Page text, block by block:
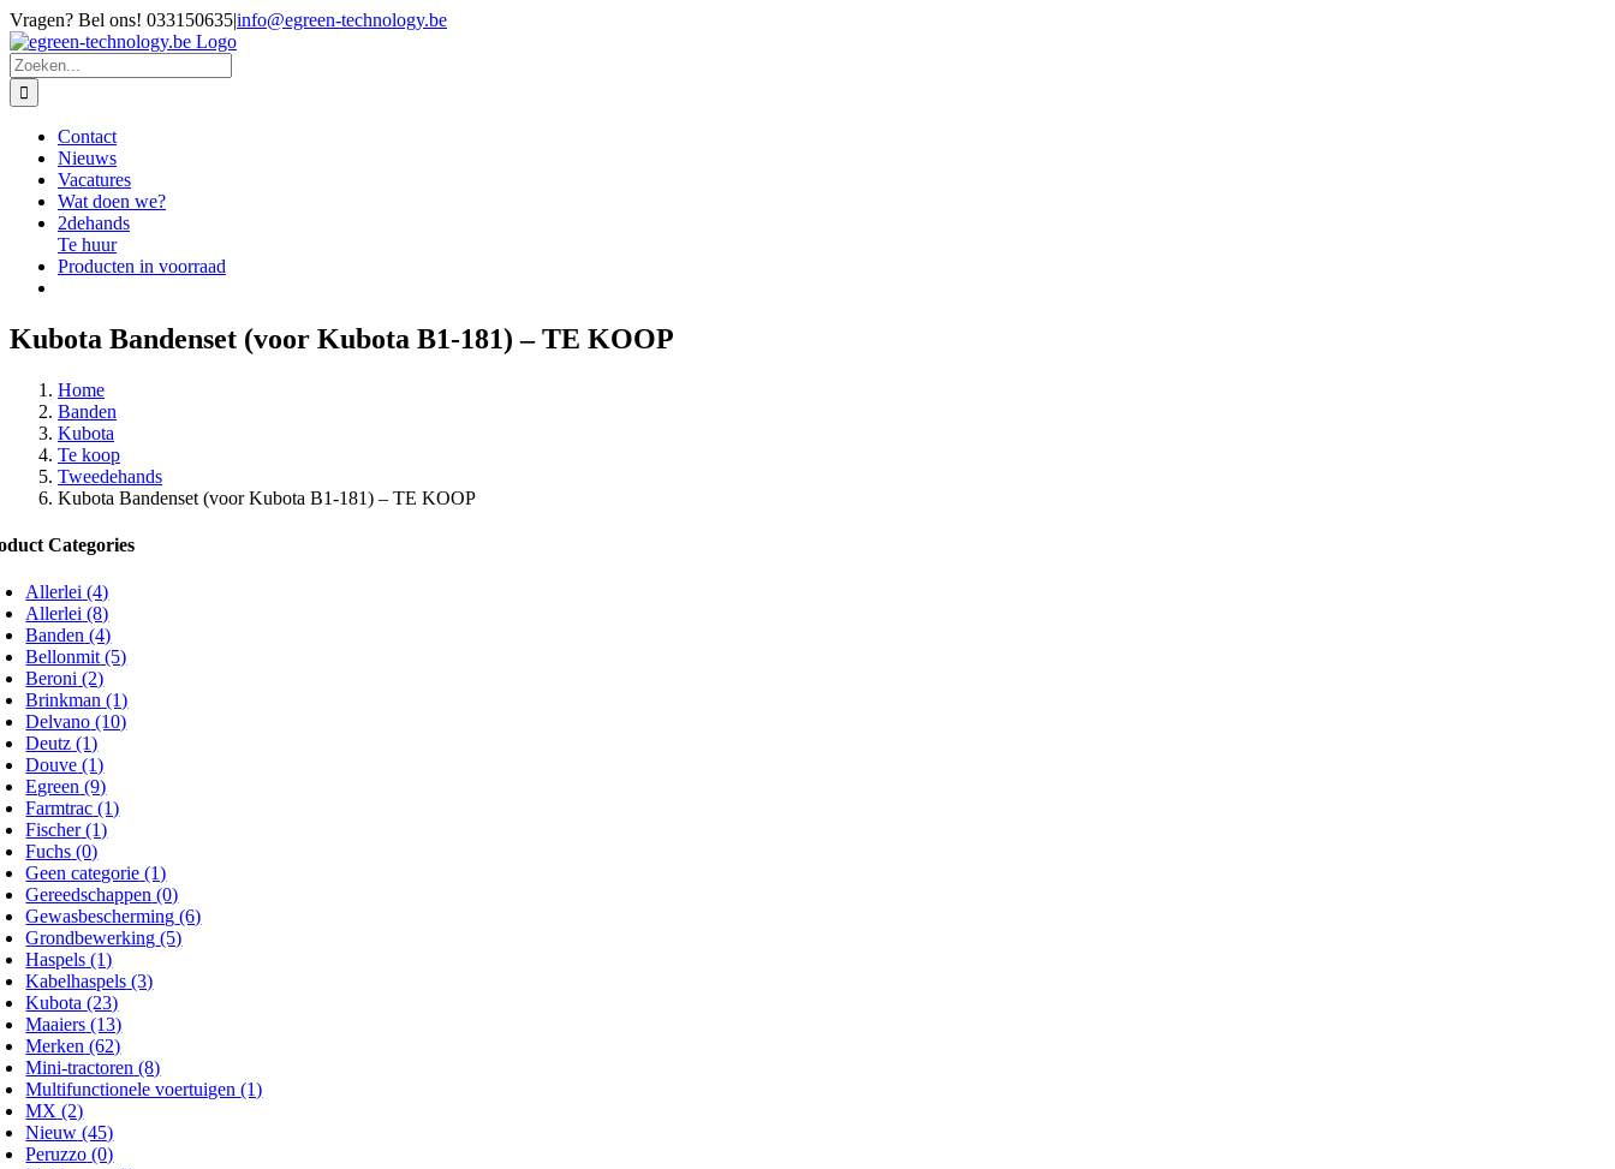
Ga
naar
inhoud
Vragen? Bel ons! 033150635|info@egreen-technology.be
Zoeken
naar:
Contact
Nieuws
Vacatures
Wat doen we?
2dehands
Te huur
Producten in voorraad
Kubota Bandenset (voor Kubota B1-181) – TE KOOP
Home
Banden
Kubota
Te koop
Tweedehands
Kubota Bandenset (voor Kubota B1-181) – TE KOOP
Categories
Allerlei (4)
Allerlei (8)
Banden (4)
Bellonmit (5)
Beroni (2)
Brinkman (1)
Delvano (10)
Deutz (1)
Douve (1)
Egreen (9)
Farmtrac (1)
Fischer (1)
Fuchs (0)
Geen categorie (1)
Gereedschappen (0)
Gewasbescherming (6)
Grondbewerking (5)
Haspels (1)
Kabelhaspels (3)
Kubota (23)
Maaiers (13)
Merken (62)
Mini-tractoren (8)
Multifunctionele voertuigen (1)
MX (2)
Nieuw (45)
Peruzzo (0)